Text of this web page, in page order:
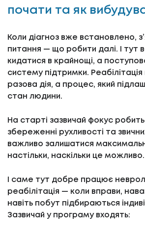
почати та як
Коли діагноз вже встановлено,
питання — що робити далі. І тут
кидатися в крайнощі, а
систему підтримки.
разова дія, а процес, який
стан людини.
На старті зазвичай фокус
збереженні рухливості та
важливо залишатися
настільки, наскільки це можливо.
І саме тут добре працює
реабілітація — коли вправи,
навіть побут підбираються
Зазвичай у програму входять: